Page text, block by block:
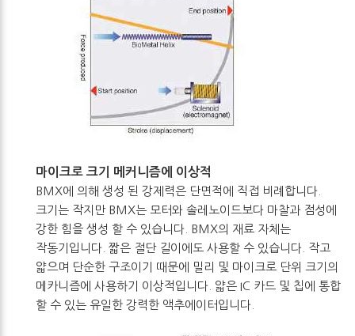
마이크로 크기 메커니즘에 이상적
BMX에 의해 생성 된 강제력은 단면적에 직접 비례합니다.
크기는 작지만 BMX는 모터와 솔레노이드보다 마찰과 점성에
강한 힘을 생성 할 수 있습니다. BMX의 재료 자체는
작동기입니다. 짧은 절단 길이에도 사용할 수 있습니다. 작고
얇으며 단순한 구조이기 때문에 밀리 및 마이크로 단위 크기의
메카니즘에 사용하기 이상적입니다. 얇은 IC 카드 및 칩에 통합
할 수 있는 유일한 강력한 액추에이터입니다.